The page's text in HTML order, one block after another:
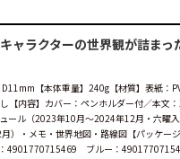
ャラクターの世界観が詰まっ
【本体重量】240g【材質】表紙：
【内容】カバー：ペンホルダー付／本文
ール（2023年10月～2024年12月・六曜
）・メモ・世界地図・路線図【パッケー
：4901770715469 ブルー：